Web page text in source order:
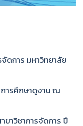
ดการ มหาวิทยาลัย
การศึกษาดูงาน ณ
ขาวิชาการจัดการ ปี